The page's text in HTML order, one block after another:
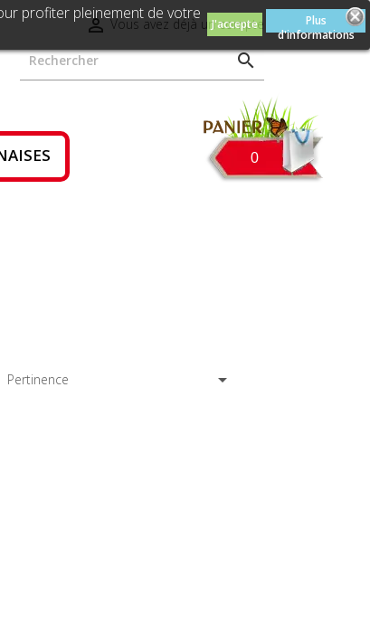
 Vous avez déjà un compte

profiter pleinement de votre
J'accepte
Plus
d'informations
0
Pertinence 